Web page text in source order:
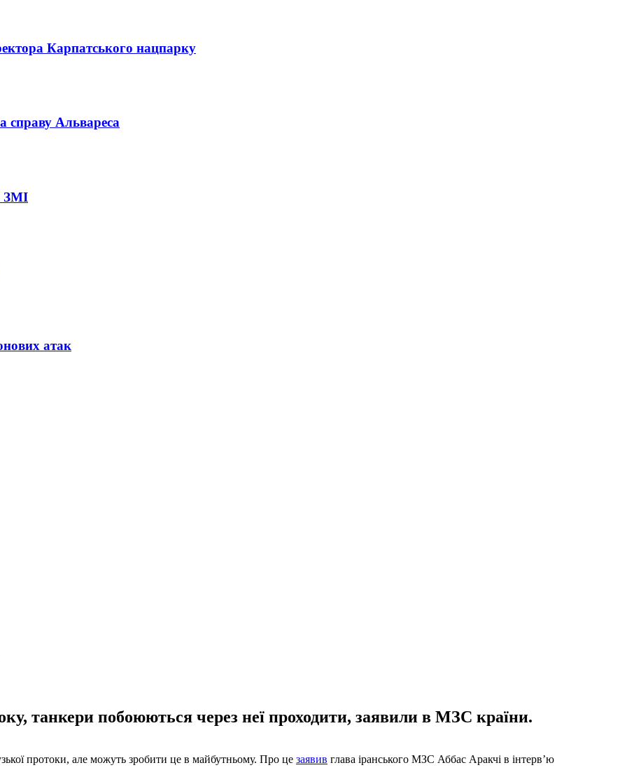
Карпатського нацпарку
справу Альвареса
ЗМІ
атак
танкери побоюються через неї проходити, заявили в МЗС країни.
протоки, але можуть зробити це в майбутньому. Про це заявив глава іранського МЗС Аббас Аракчі в інтерв’ю